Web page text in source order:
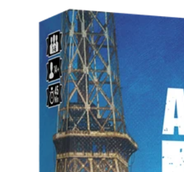
Passer aux
informations
produits